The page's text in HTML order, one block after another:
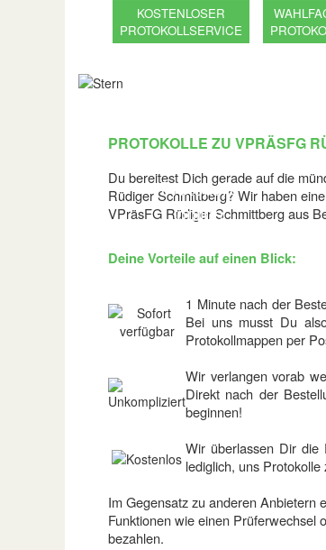
KOSTENLOSER
PROTOKOLLSERVICE
Protokolle
online
PROTOKOLLE ZU VPRÄSFG
Du bereitest Dich gerade auf die
Rüdiger Schmittberg? Wir haben
VPräsFG Rüdiger Schmittberg aus
Deine Vorteile auf einen Blick:
1 Minute nach der
Bei uns musst Du
Protokollmappen per
Wir verlangen vorab
Direkt nach der
beginnen!
Wir überlassen Dir die
lediglich, uns
Im Gegensatz zu anderen Anbietern
Funktionen wie einen Prüferwechsel
bezahlen.